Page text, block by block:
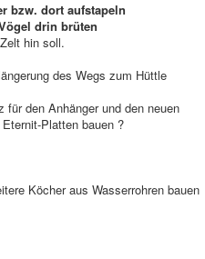
bzw. dort aufstapeln
drin brüten
hin soll.
des Wegs zum Hüttle
den Anhänger und den neuen
Platten bauen ?
Köcher aus Wasserrohren bauen